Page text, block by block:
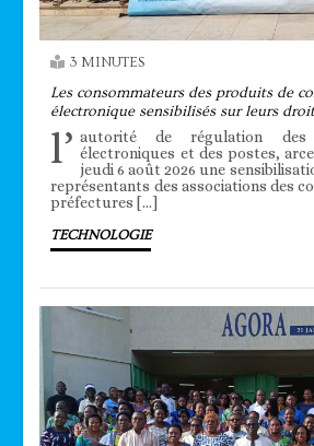
3 MINUTES
Les consommateurs des produits de
électronique sensibilisés sur leurs
l’ autorité de régulation des
électroniques et des postes,
jeudi 6 août 2026 une
représentants des associations des
préfectures […]
TECHNOLOGIE